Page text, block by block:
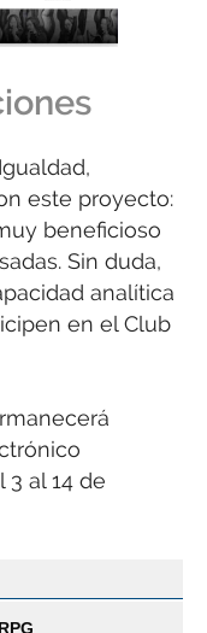
este proyecto:
beneficioso
Sin duda,
analítica
en el Club
3 al 14 de